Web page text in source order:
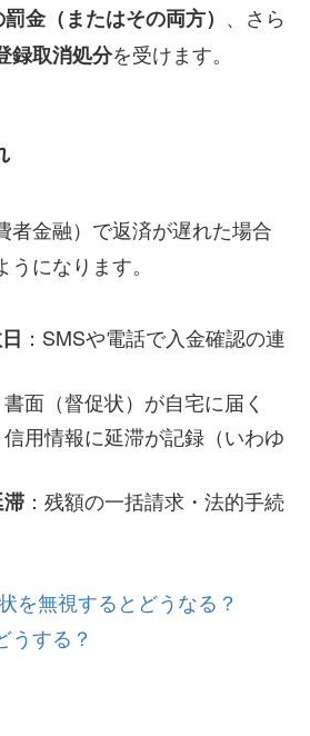
金（またはその両方） 、さら
録取消処分を受けます。
者金融）で返済が遅れた場合
になります。
：SMSや電話で入金確認の連
面（督促状）が自宅に届く
用情報に延滞が記録（いわゆ
：残額の一括請求・法的手続
を無視するとどうなる？
うする？